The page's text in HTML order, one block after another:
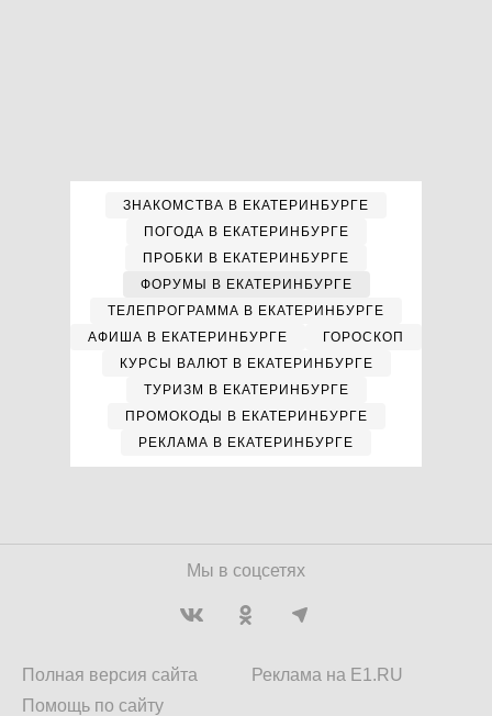
ЗНАКОМСТВА В ЕКАТЕРИНБУРГЕ
ПОГОДА В ЕКАТЕРИНБУРГЕ
ПРОБКИ В ЕКАТЕРИНБУРГЕ
ФОРУМЫ В ЕКАТЕРИНБУРГЕ
ТЕЛЕПРОГРАММА В ЕКАТЕРИНБУРГЕ
АФИША В ЕКАТЕРИНБУРГЕ
ГОРОСКОП
КУРСЫ ВАЛЮТ В ЕКАТЕРИНБУРГЕ
ТУРИЗМ В ЕКАТЕРИНБУРГЕ
ПРОМОКОДЫ В ЕКАТЕРИНБУРГЕ
РЕКЛАМА В ЕКАТЕРИНБУРГЕ
Мы в соцсетях
Полная версия сайта
Помощь по сайту
Реклама на E1.RU